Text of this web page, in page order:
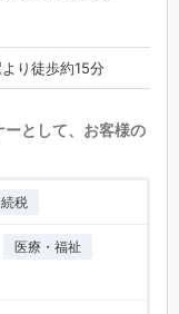
り徒歩約15分
として、お客様の
税
医療・福祉